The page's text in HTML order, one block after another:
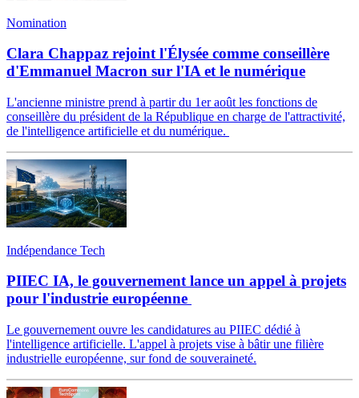
Nomination
Clara Chappaz rejoint l'Élysée comme conseillère
d'Emmanuel Macron sur l'IA et le numérique
L'ancienne ministre prend à partir du 1er août les fonctions de
conseillère du président de la République en charge de l'attractivité,
de l'intelligence artificielle et du numérique.
Indépendance Tech
PIIEC IA, le gouvernement lance un appel à projets
pour l'industrie européenne
Le gouvernement ouvre les candidatures au PIIEC dédié à
l'intelligence artificielle. L'appel à projets vise à bâtir une filière
industrielle européenne, sur fond de souveraineté.